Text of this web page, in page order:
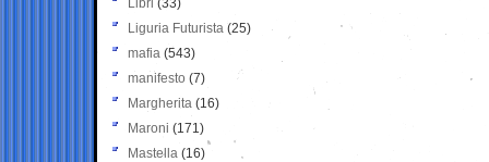
Libri (33)
Liguria Futurista (25)
mafia (543)
manifesto (7)
Margherita (16)
Maroni (171)
Mastella (16)